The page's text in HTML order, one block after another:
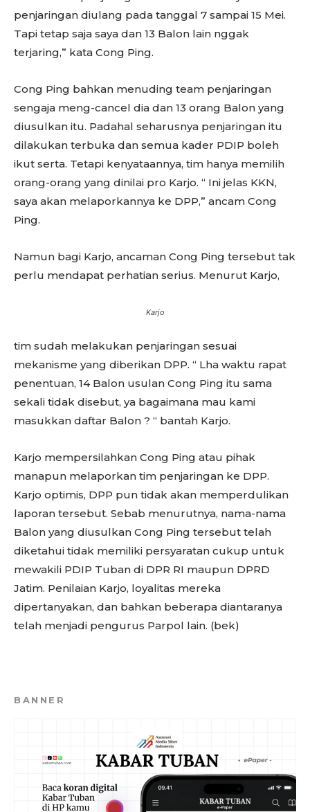
penjaringan diulang pada tanggal 7 sampai 15 Mei.
Tapi tetap saja saya dan 13 Balon lain nggak
terjaring,” kata Cong Ping.
Cong Ping bahkan menuding team penjaringan
sengaja meng-cancel dia dan 13 orang Balon yang
diusulkan itu. Padahal seharusnya penjaringan itu
dilakukan terbuka dan semua kader PDIP boleh
ikut serta. Tetapi kenyataannya, tim hanya memilih
orang-orang yang dinilai pro Karjo. “ Ini jelas KKN,
saya akan melaporkannya ke DPP,” ancam Cong
Ping.
Namun bagi Karjo, ancaman Cong Ping tersebut tak
perlu mendapat perhatian serius. Menurut Karjo,
Karjo
tim sudah melakukan penjaringan sesuai
mekanisme yang diberikan DPP. “ Lha waktu rapat
penentuan, 14 Balon usulan Cong Ping itu sama
sekali tidak disebut, ya bagaimana mau kami
masukkan daftar Balon ? “ bantah Karjo.
Karjo mempersilahkan Cong Ping atau pihak
manapun melaporkan tim penjaringan ke DPP.
Karjo optimis, DPP pun tidak akan memperdulikan
laporan tersebut. Sebab menurutnya, nama-nama
Balon yang diusulkan Cong Ping tersebut telah
diketahui tidak memiliki persyaratan cukup untuk
mewakili PDIP Tuban di DPR RI maupun DPRD
Jatim. Penilaian Karjo, loyalitas mereka
dipertanyakan, dan bahkan beberapa diantaranya
telah menjadi pengurus Parpol lain. (bek)
BANNER